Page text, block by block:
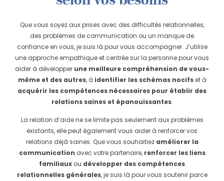
Que vous soyez aux prises avec des difficultés relationnelles,
des problèmes de communication ou un manque de
confiance en vous, je suis là pour vous accompagner. J’utilise
une approche empathique et centrée sur la personne pour vous
aider à développer une meilleure compréhension de vous-
même et des autres, à identifier les schémas nocifset à
acquérir les compétences nécessaires pour établir des
relations saines et épanouissantes.
La relation d’aide ne se limite pas seulement aux problèmes
existants, elle peut également vous aider à renforcer vos
relations déjà saines. Que vous souhaitiez améliorer la
communication avec votre partenaire, renforcer les liens
familiaux ou développer des compétences
relationnelles générales, je suis là pour vous soutenir parce